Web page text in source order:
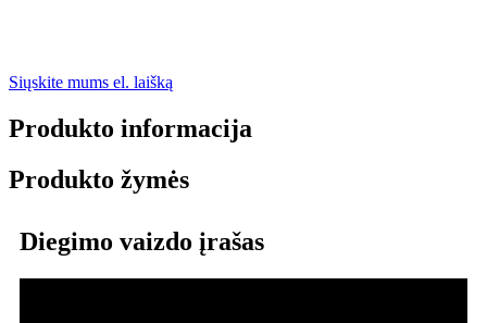
Siųskite mums el. laišką
Produkto informacija
Produkto žymės
Diegimo vaizdo įrašas